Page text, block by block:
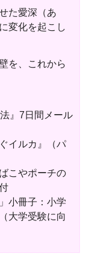
た愛深（あ
変化を起こし
を、これから
』7日間メール
イルカ』（パ
こやポーチの
小冊子：小学
大学受験に向